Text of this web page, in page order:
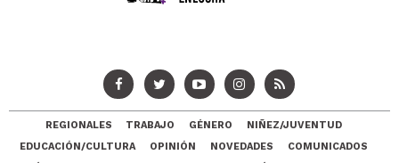
REGIONALES TRABAJO GÉNERO
NIÑEZ/JUVENTUD
EDUCACIÓN/CULTURA
OPINIÓN NOVEDADES
COMUNICADOS